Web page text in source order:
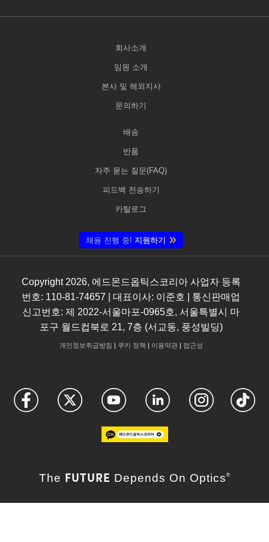
회사소개
임원 소개
본사 및 해외지사
문의하기
배송
반품
자주 묻는 질문(FAQ)
피드백 전송하기
카탈로그
채용 진행 중! 지원하기
Copyright 2026, 에드몬드옵틱스코리아 사업자 등록
번호: 110-81-74657 | 대표이사: 이준호 | 통신판매업
신고번호: 제 2022-서울마포-0965호, 서울특별시 마
포구 월드컵북로 21, 7층 (서교동, 풍성빌딩)
개인정보취급방침 쿠키 정책 이용약관| 접근성
The FUTURE Depends On Optics ®